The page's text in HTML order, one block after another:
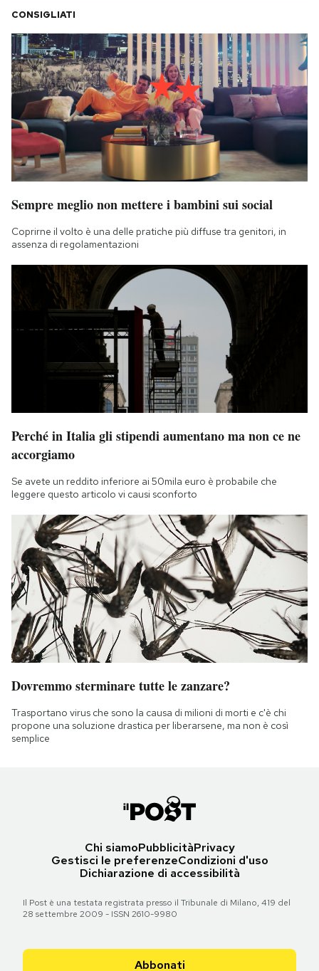
CONSIGLIATI
Sempre meglio non mettere i bambini sui social
Coprirne il volto è una delle pratiche più diffuse tra genitori, in
assenza di regolamentazioni
Perché in Italia gli stipendi aumentano ma non ce ne
accorgiamo
Se avete un reddito inferiore ai 50mila euro è probabile che
leggere questo articolo vi causi sconforto
Dovremmo sterminare tutte le zanzare?
Trasportano virus che sono la causa di milioni di morti e c'è chi
propone una soluzione drastica per liberarsene, ma non è così
semplice
Chi siamoPubblicitàPrivacy
Gestisci le preferenzeCondizioni d'uso
Dichiarazione di accessibilità
Il Post è una testata registrata presso il Tribunale di Milano, 419 del
28 settembre 2009 - ISSN 2610-9980
Abbonati